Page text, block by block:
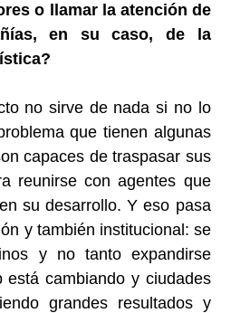
o llamar la atención de
en su caso, de la
no sirve de nada si no lo
que tienen algunas
capaces de traspasar sus
reunirse con agentes que
su desarrollo. Y eso pasa
y también institucional: se
y no tanto expandirse
está cambiando y ciudades
grandes resultados y